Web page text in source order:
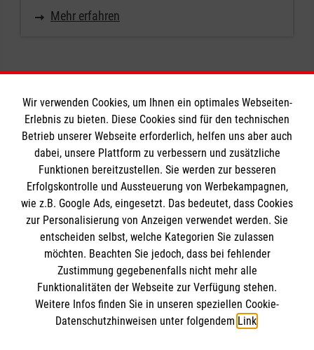
Mehr erfahren
Informationen
Impressum
Datenschutz
Barrierefreiheit
Kontakt
Die Malteser
Malteser in Deutschland
Malteserorden
Sharepoint
Spendenkonto
Wir verwenden Cookies, um Ihnen ein optimales Webseiten-
Erlebnis zu bieten. Diese Cookies sind für den technischen
Betrieb unserer Webseite erforderlich, helfen uns aber auch
dabei, unsere Plattform zu verbessern und zusätzliche
Funktionen bereitzustellen. Sie werden zur besseren
Erfolgskontrolle und Aussteuerung von Werbekampagnen,
wie z.B. Google Ads, eingesetzt. Das bedeutet, dass Cookies
zur Personalisierung von Anzeigen verwendet werden. Sie
entscheiden selbst, welche Kategorien Sie zulassen
möchten. Beachten Sie jedoch, dass bei fehlender
Zustimmung gegebenenfalls nicht mehr alle
Funktionalitäten der Webseite zur Verfügung stehen.
Weitere Infos finden Sie in unseren speziellen Cookie-
Datenschutzhinweisen unter folgendem Link.